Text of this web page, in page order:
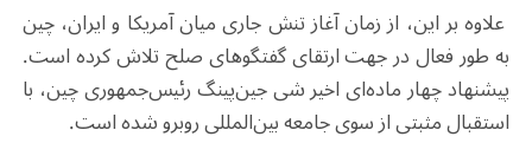
علاوه بر این، از زمان آغاز تنش جاری میان آمریکا و ایران، چین
به طور فعال در جهت ارتقای گفتگوهای صلح تلاش کرده است.
پیشنهاد چهار ماده‌ای اخیر شی جین‌پینگ رئیس‌جمهوری چین، با
استقبال مثبتی از سوی جامعه بین‌المللی روبرو شده است.